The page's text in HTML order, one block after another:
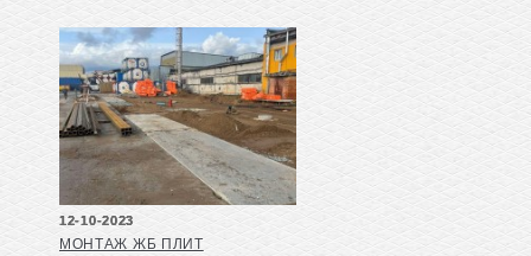
12-10-2023
МОНТАЖ ЖБ ПЛИТ